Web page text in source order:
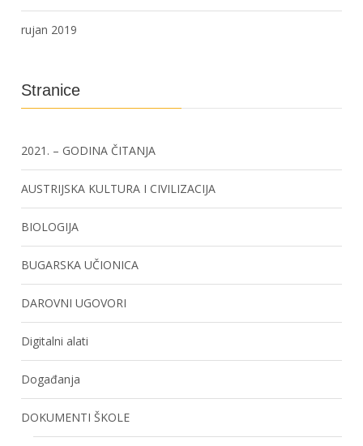
rujan 2019
Stranice
2021. – GODINA ČITANJA
AUSTRIJSKA KULTURA I CIVILIZACIJA
BIOLOGIJA
BUGARSKA UČIONICA
DAROVNI UGOVORI
Digitalni alati
Događanja
DOKUMENTI ŠKOLE